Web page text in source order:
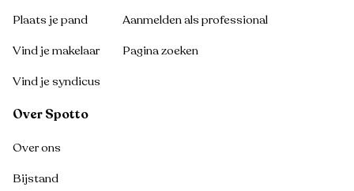
Plaats je pand
Vind je makelaar
Vind je syndicus
Aanmelden als professional
Pagina zoeken
Over Spotto
Over ons
Bijstand